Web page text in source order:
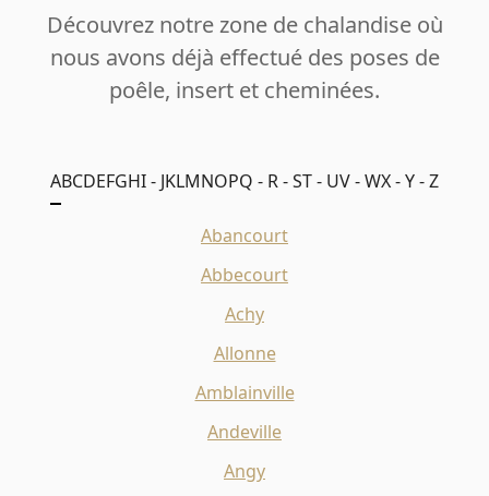
Découvrez notre zone de chalandise où
nous avons déjà effectué des poses de
poêle, insert et cheminées.
ABCDEFGHI - JKLMNOPQ - R - ST - UV - WX - Y - Z
Abancourt
Abbecourt
Achy
Allonne
Amblainville
Andeville
Angy